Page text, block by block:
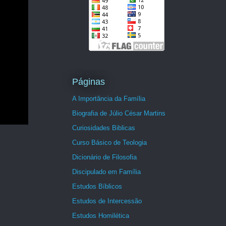
Páginas
A Importância da Família
Biografia de Júlio César Martins
Curiosidades Biblicas
Curso Básico de Teologia
Dicionário de Filosofia
Discipulado em Família
Estudos Bíblicos
Estudos de Intercessão
Estudos Homilética